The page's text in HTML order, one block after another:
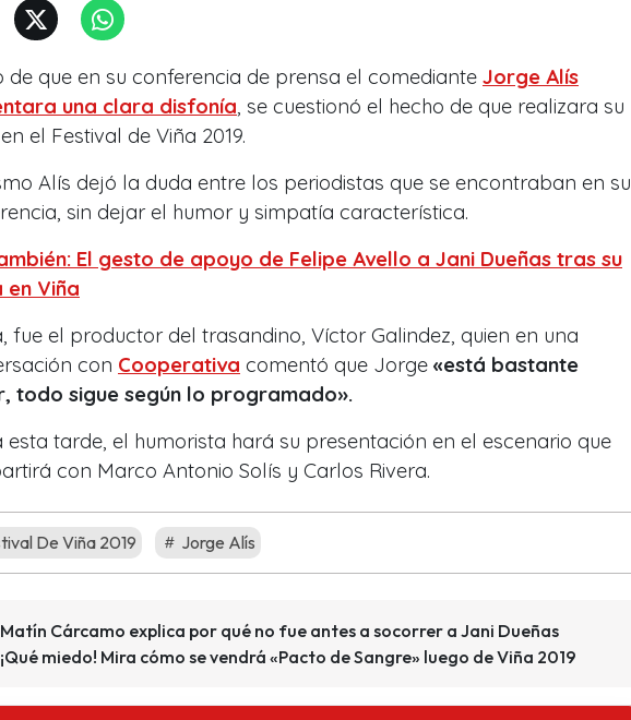
de que en su conferencia de prensa el comediante Jorge Alís
una clara disfonía, se cuestionó el hecho de que realizara su
el Festival de Viña 2019.
Alís dejó la duda entre los periodistas que se encontraban en su
sin dejar el humor y simpatía característica.
El gesto de apoyo de Felipe Avello a Jani Dueñas tras su
en Viña
fue el productor del trasandino, Víctor Galindez, quien en una
con Cooperativa comentó que Jorge «está bastante
todo sigue según lo programado».
esta tarde, el humorista hará su presentación en el escenario que
con Marco Antonio Solís y Carlos Rivera.
De Viña 2019 Jorge Alís
Matín Cárcamo explica por qué no fue antes a socorrer a Jani Dueñas
¡Qué miedo! Mira cómo se vendrá «Pacto de Sangre» luego de Viña 2019